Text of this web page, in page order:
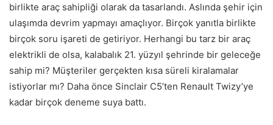
birlikte araç sahipliği olarak da tasarlandı. Aslında şehir için
ulaşımda devrim yapmayı amaçlıyor. Birçok yanıtla birlikte
birçok soru işareti de getiriyor. Herhangi bu tarz bir araç
elektrikli de olsa, kalabalık 21. yüzyıl şehrinde bir geleceğe
sahip mi? Müşteriler gerçekten kısa süreli kiralamalar
istiyorlar mı? Daha önce Sinclair C5’ten Renault Twizy’ye
kadar birçok deneme suya battı.